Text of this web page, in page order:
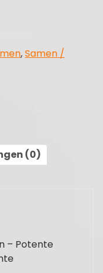
,Samen /
(0)
– Potente